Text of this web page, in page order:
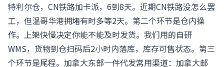
特利尔仓，CN铁路加卡派，6到8天。近期CN铁路没怎么罢
工，但温哥华港拥堵有时多等2天。第二个环节是仓内操
作。上架快慢决定你能不能及时发货。我们用的自研
WMS，货物到仓扫码后2小时内落库，库存可售状态。第三
个环节是尾程。加拿大东部一件代发常用渠道：加拿大邮